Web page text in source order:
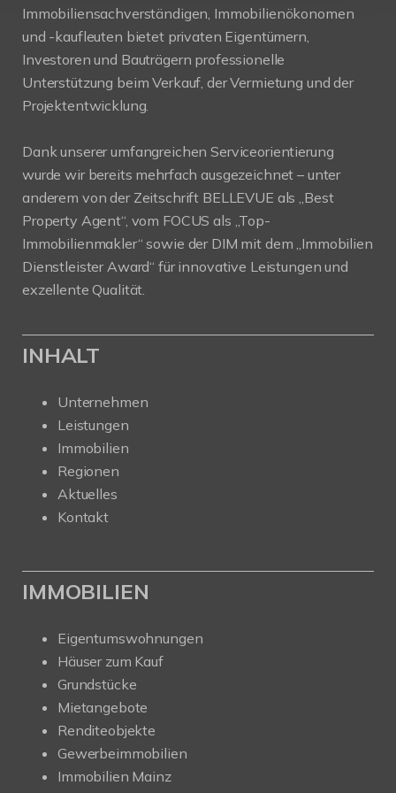
Immobiliensachverständigen, Immobilienökonomen
und -kaufleuten bietet privaten Eigentümern,
Investoren und Bauträgern professionelle
Unterstützung beim Verkauf, der Vermietung und der
Projektentwicklung.
Dank unserer umfangreichen Serviceorientierung
wurde wir bereits mehrfach ausgezeichnet – unter
anderem von der Zeitschrift BELLEVUE als „Best
Property Agent“, vom FOCUS als „Top-
Immobilienmakler“ sowie der DIM mit dem „Immobilien
Dienstleister Award“ für innovative Leistungen und
exzellente Qualität.
INHALT
Unternehmen
Leistungen
Immobilien
Regionen
Aktuelles
Kontakt
IMMOBILIEN
Eigentumswohnungen
Häuser zum Kauf
Grundstücke
Mietangebote
Renditeobjekte
Gewerbeimmobilien
Immobilien Mainz